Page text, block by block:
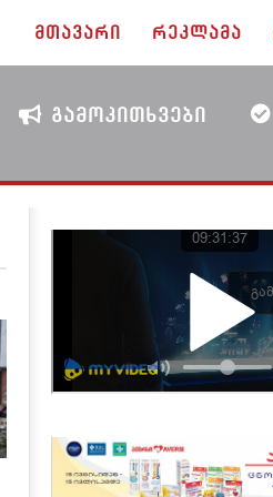
ᲛᲗᲐᲕᲐᲠᲘ ᲠᲔᲙᲚᲐᲛᲐ
ᲒᲐᲛᲝᲙᲘᲗᲮᲕᲔᲑᲘ